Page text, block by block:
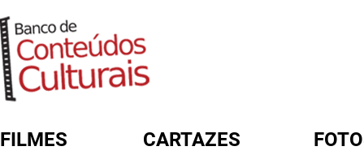
FILMES CARTAZES